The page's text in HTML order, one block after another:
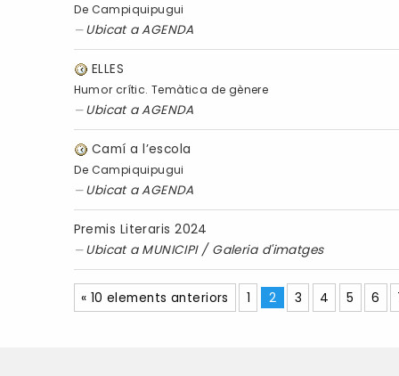
De Campiquipugui
Ubicat aAGENDA
ELLES
Humor crític. Temàtica de gènere
Ubicat aAGENDA
Camí a l’escola
De Campiquipugui
Ubicat aAGENDA
Premis Literaris 2024
Ubicat a MUNICIPI / Galeria d'imatges
« 10 elements anteriors 1 2 3 4 5 6